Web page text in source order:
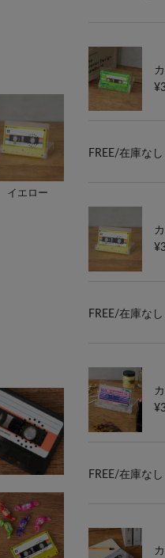
イエロー
FREE/在庫なし
FREE/在庫なし
FREE/在庫なし